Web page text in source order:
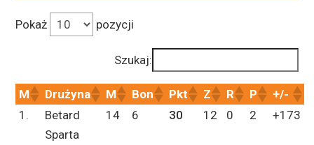
Pokaż pozycji
Szukaj:
M Drużyna M Bon Pkt Z R P
+/-
1.
Betard
Sparta
14 6 30 12 0 2 +173